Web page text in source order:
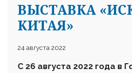
ВЫСТАВКА
КИТАЯ»
24 августа 2022
С 26 августа 2022 года в